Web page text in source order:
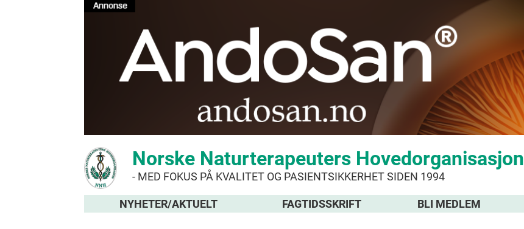
Norske Naturterapeuters Hovedorganisasjon
- MED FOKUS PÅ KVALITET OG PASIENTSIKKERHET SIDEN 1994
NYHETER/AKTUELT FAGTIDSSKRIFT BLI MEDLEM